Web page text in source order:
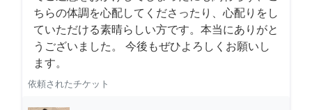
ちらの体調を心配してくださったり、心配りをし
ていただける素晴らしい方です。本当にありがと
うございました。 今後もぜひよろしくお願いし
ます。
依頼されたチケット